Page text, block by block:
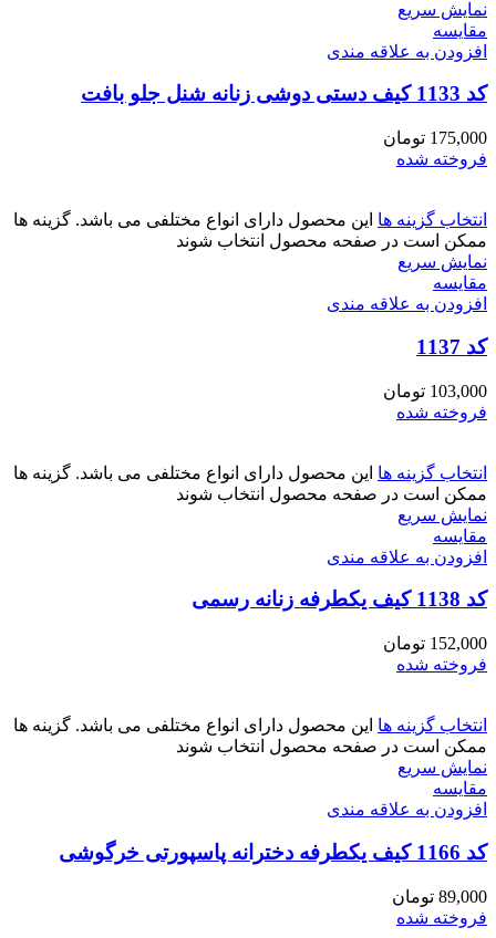
نمایش سریع
مقايسه
افزودن به علاقه مندی
کد 1133 کیف دستی دوشی زنانه شنل جلو بافت
175,000 تومان
فروخته شده
انتخاب گزینه ها این محصول دارای انواع مختلفی می باشد. گزینه ها
ممکن است در صفحه محصول انتخاب شوند
نمایش سریع
مقايسه
افزودن به علاقه مندی
کد 1137
103,000 تومان
فروخته شده
انتخاب گزینه ها این محصول دارای انواع مختلفی می باشد. گزینه ها
ممکن است در صفحه محصول انتخاب شوند
نمایش سریع
مقايسه
افزودن به علاقه مندی
کد 1138 کیف یکطرفه زنانه رسمی
152,000 تومان
فروخته شده
انتخاب گزینه ها این محصول دارای انواع مختلفی می باشد. گزینه ها
ممکن است در صفحه محصول انتخاب شوند
نمایش سریع
مقايسه
افزودن به علاقه مندی
کد 1166 کیف یکطرفه دخترانه پاسپورتی خرگوشی
89,000 تومان
فروخته شده